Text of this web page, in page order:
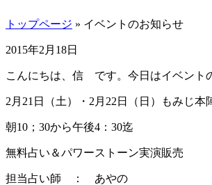
トップページ » イベントのお知らせ
2015年2月18日
こんにちは、信 です。今日はイベント
2月21日（土）・2月22日（日）もみじ本
朝10；30から午後4：30迄
無料占い＆パワーストーン実演販売
担当占い師 ： あやの